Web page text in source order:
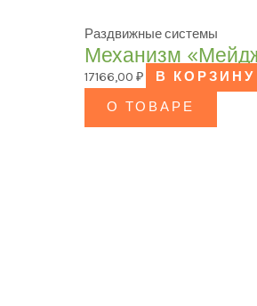
Раздвижные системы
Механизм
17166,00₽
В КОРЗИНУ
О ТОВАРЕ